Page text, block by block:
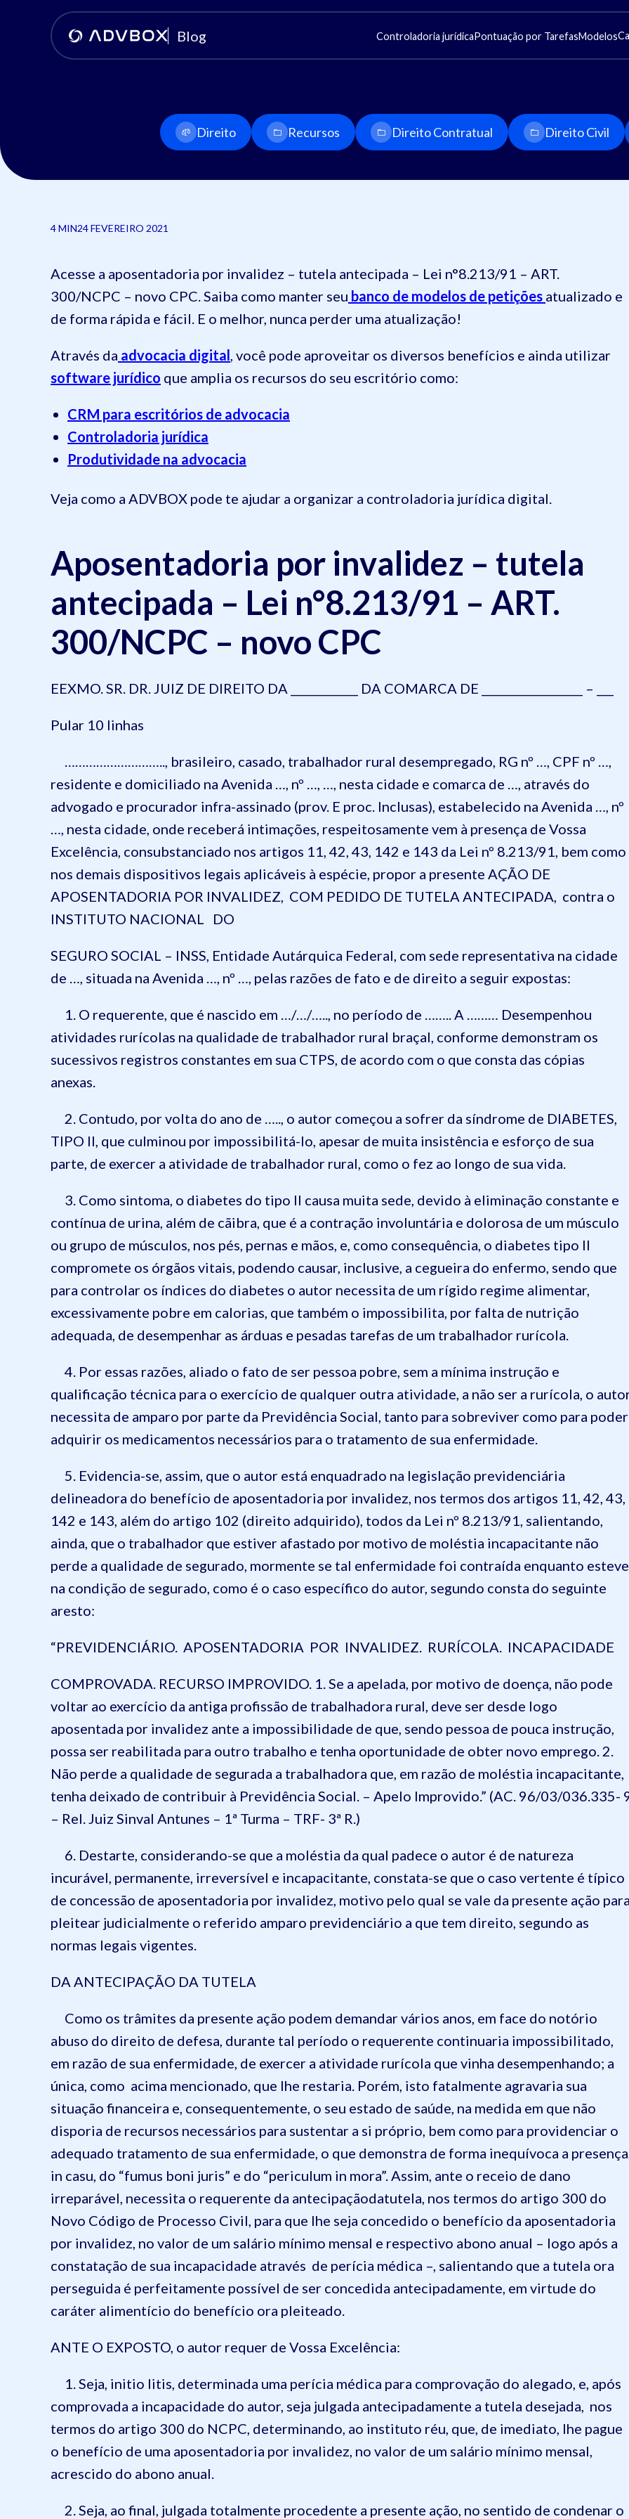
Blog Controladoria jurídicaPontuação por TarefasModelos
Direito Recursos Direito Contratual Direito Civil
4 MIN24 FEVEREIRO 2021
Acesse a aposentadoria por invalidez – tutela antecipada – Lei n°8.213/91 – ART.
300/NCPC – novo CPC. Saiba como manter seu banco de modelos de petições atualizado e
de forma rápida e fácil. E o melhor, nunca perder uma atualização!
Através da advocacia digital, você pode aproveitar os diversos benefícios e ainda utilizar
software jurídico que amplia os recursos do seu escritório como:
CRM para escritórios de advocacia
Controladoria jurídica
Produtividade na advocacia
Veja como a ADVBOX pode te ajudar a organizar a controladoria jurídica digital.
Aposentadoria por invalidez – tutela
antecipada – Lei n°8.213/91 – ART.
300/NCPC – novo CPC
EEXMO. SR. DR. JUIZ DE DIREITO DA ____________ DA COMARCA DE __________________ – ___
Pular 10 linhas
……………………….., brasileiro, casado, trabalhador rural desempregado, RG nº …, CPF nº …,
residente e domiciliado na Avenida …, nº …, …, nesta cidade e comarca de …, através do
advogado e procurador infra-assinado (prov. E proc. Inclusas), estabelecido na Avenida …, nº
…, nesta cidade, onde receberá intimações, respeitosamente vem à presença de Vossa
Excelência, consubstanciado nos artigos 11, 42, 43, 142 e 143 da Lei nº 8.213/91, bem como
nos demais dispositivos legais aplicáveis à espécie, propor a presente AÇÃO DE
APOSENTADORIA POR INVALIDEZ, COM PEDIDO DE TUTELA ANTECIPADA, contra o
INSTITUTO NACIONAL DO
SEGURO SOCIAL – INSS, Entidade Autárquica Federal, com sede representativa na cidade
de …, situada na Avenida …, nº …, pelas razões de fato e de direito a seguir expostas:
1. O requerente, que é nascido em …/…/….., no período de …….. A ……… Desempenhou
atividades rurícolas na qualidade de trabalhador rural braçal, conforme demonstram os
sucessivos registros constantes em sua CTPS, de acordo com o que consta das cópias
anexas.
2. Contudo, por volta do ano de ….., o autor começou a sofrer da síndrome de DIABETES,
TIPO II, que culminou por impossibilitá-lo, apesar de muita insistência e esforço de sua
parte, de exercer a atividade de trabalhador rural, como o fez ao longo de sua vida.
3. Como sintoma, o diabetes do tipo II causa muita sede, devido à eliminação constante e
contínua de urina, além de cãibra, que é a contração involuntária e dolorosa de um músculo
ou grupo de músculos, nos pés, pernas e mãos, e, como consequência, o diabetes tipo II
compromete os órgãos vitais, podendo causar, inclusive, a cegueira do enfermo, sendo que
para controlar os índices do diabetes o autor necessita de um rígido regime alimentar,
excessivamente pobre em calorias, que também o impossibilita, por falta de nutrição
adequada, de desempenhar as árduas e pesadas tarefas de um trabalhador rurícola.
4. Por essas razões, aliado o fato de ser pessoa pobre, sem a mínima instrução e
qualificação técnica para o exercício de qualquer outra atividade, a não ser a rurícola, o
necessita de amparo por parte da Previdência Social, tanto para sobreviver como para poder
adquirir os medicamentos necessários para o tratamento de sua enfermidade.
5. Evidencia-se, assim, que o autor está enquadrado na legislação previdenciária
delineadora do benefício de aposentadoria por invalidez, nos termos dos artigos 11, 42, 43,
142 e 143, além do artigo 102 (direito adquirido), todos da Lei nº 8.213/91, salientando,
ainda, que o trabalhador que estiver afastado por motivo de moléstia incapacitante não
perde a qualidade de segurado, mormente se tal enfermidade foi contraída enquanto esteve
na condição de segurado, como é o caso específico do autor, segundo consta do seguinte
aresto:
“PREVIDENCIÁRIO. APOSENTADORIA POR INVALIDEZ. RURÍCOLA. INCAPACIDADE
COMPROVADA. RECURSO IMPROVIDO. 1. Se a apelada, por motivo de doença, não pode
voltar ao exercício da antiga profissão de trabalhadora rural, deve ser desde logo
aposentada por invalidez ante a impossibilidade de que, sendo pessoa de pouca instrução,
possa ser reabilitada para outro trabalho e tenha oportunidade de obter novo emprego. 2.
Não perde a qualidade de segurada a trabalhadora que, em razão de moléstia incapacitante,
tenha deixado de contribuir à Previdência Social. – Apelo Improvido.” (AC. 96/03/036.335-
– Rel. Juiz Sinval Antunes – 1ª Turma – TRF- 3ª R.)
6. Destarte, considerando-se que a moléstia da qual padece o autor é de natureza
incurável, permanente, irreversível e incapacitante, constata-se que o caso vertente é típico
de concessão de aposentadoria por invalidez, motivo pelo qual se vale da presente ação
pleitear judicialmente o referido amparo previdenciário a que tem direito, segundo as
normas legais vigentes.
DA ANTECIPAÇÃO DA TUTELA
Como os trâmites da presente ação podem demandar vários anos, em face do notório
abuso do direito de defesa, durante tal período o requerente continuaria impossibilitado,
em razão de sua enfermidade, de exercer a atividade rurícola que vinha desempenhando; a
única, como acima mencionado, que lhe restaria. Porém, isto fatalmente agravaria sua
situação financeira e, consequentemente, o seu estado de saúde, na medida em que não
disporia de recursos necessários para sustentar a si próprio, bem como para providenciar o
adequado tratamento de sua enfermidade, o que demonstra de forma inequívoca a
in casu, do “fumus boni juris” e do “periculum in mora”. Assim, ante o receio de dano
irreparável, necessita o requerente da antecipaçãodatutela, nos termos do artigo 300 do
Novo Código de Processo Civil, para que lhe seja concedido o benefício da aposentadoria
por invalidez, no valor de um salário mínimo mensal e respectivo abono anual – logo após a
constatação de sua incapacidade através de perícia médica –, salientando que a tutela ora
perseguida é perfeitamente possível de ser concedida antecipadamente, em virtude do
caráter alimentício do benefício ora pleiteado.
ANTE O EXPOSTO, o autor requer de Vossa Excelência:
1. Seja, initio litis, determinada uma perícia médica para comprovação do alegado, e, após
comprovada a incapacidade do autor, seja julgada antecipadamente a tutela desejada, nos
termos do artigo 300 do NCPC, determinando, ao instituto réu, que, de imediato, lhe pague
o benefício de uma aposentadoria por invalidez, no valor de um salário mínimo mensal,
acrescido do abono anual.
2. Seja, ao final, julgada totalmente procedente a presente ação, no sentido de condenar o